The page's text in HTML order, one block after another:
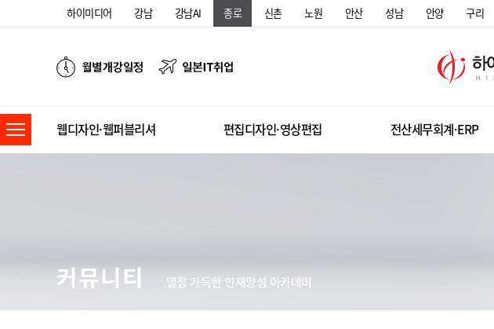
하이미디어 강남 강남AI 종로 신촌 노원 안산 성남 안양 구리
웹디자인·웹퍼블리셔 편집디자인·영상편집 전산세무회계·ERP
커뮤니티 열정 가득한 인재양성 아카데미